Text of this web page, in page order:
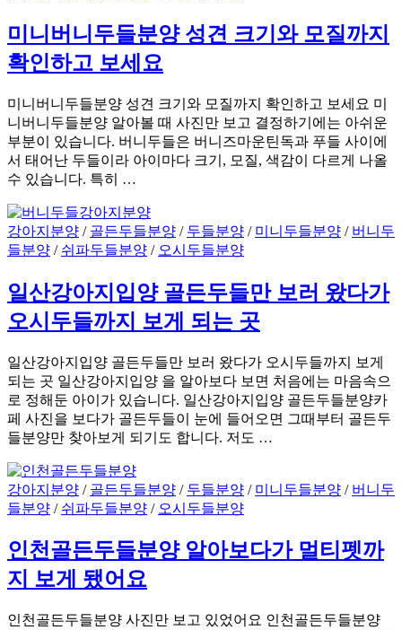
미니버니두들분양 성견 크기와 모질까지
확인하고 보세요
미니버니두들분양 성견 크기와 모질까지 확인하고 보세요 미
니버니두들분양 알아볼 때 사진만 보고 결정하기에는 아쉬운
부분이 있습니다. 버니두들은 버니즈마운틴독과 푸들 사이에
서 태어난 두들이라 아이마다 크기, 모질, 색감이 다르게 나올
수 있습니다. 특히 …
강아지분양 / 골든두들분양 / 두들분양 / 미니두들분양 / 버니두
들분양 / 쉬파두들분양 / 오시두들분양
일산강아지입양 골든두들만 보러 왔다가
오시두들까지 보게 되는 곳
일산강아지입양 골든두들만 보러 왔다가 오시두들까지 보게
되는 곳 일산강아지입양 을 알아보다 보면 처음에는 마음속으
로 정해둔 아이가 있습니다. 일산강아지입양 골든두들분양카
페 사진을 보다가 골든두들이 눈에 들어오면 그때부터 골든두
들분양만 찾아보게 되기도 합니다. 저도 …
강아지분양 / 골든두들분양 / 두들분양 / 미니두들분양 / 버니두
들분양 / 쉬파두들분양 / 오시두들분양
인천골든두들분양 알아보다가 멀티펫까
지 보게 됐어요
인천골든두들분양 사진만 보고 있었어요 인천골든두들분양